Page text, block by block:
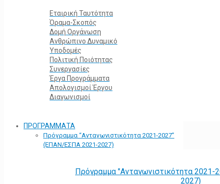
Εταιρική Ταυτότητα
Όραμα-Σκοπός
Δομή Οργάνωση
Ανθρώπινο Δυναμικό
Υποδομές
Πολιτική Ποιότητας
Συνεργασίες
Έργα Προγράμματα
Απολογισμοί Έργου
Διαγωνισμοί
ΠΡΟΓΡΑΜΜΑΤΑ
Πρόγραμμα “Ανταγωνιστικότητα 2021-2027”
(ΕΠΑΝ/ΕΣΠΑ 2021-2027)
Πρόγραμμα "Ανταγωνιστικότητα
2027)